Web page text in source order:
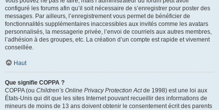
configuré les forums afin qu’il soit nécessaire de s’enregistrer pour poster des
messages. Par ailleurs, l’enregistrement vous permet de bénéficier de
fonctionnalités supplémentaires inaccessibles aux invités comme les avatars
personnalisés, la messagerie privée, l’envoi de courriels aux autres membres,
l’adhésion à des groupes, etc. La création d’un compte est rapide et vivement
conseillée.
Haut
Que signifie COPPA ?
COPPA (ou Children’s Online Privacy Protection Actde 1998) est une loi aux
États-Unis qui dit que les sites Internet pouvant recueillir des informations de
mineurs de moins de 13 ans doivent obtenir le consentement écrit des parents